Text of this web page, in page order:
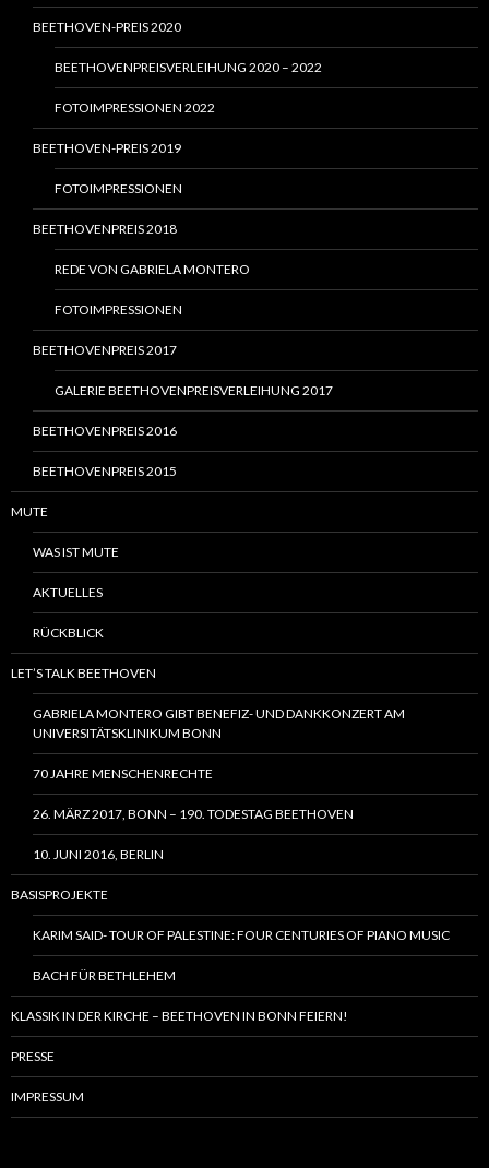
BEETHOVEN-PREIS 2020
BEETHOVENPREISVERLEIHUNG 2020 – 2022
FOTOIMPRESSIONEN 2022
BEETHOVEN-PREIS 2019
FOTOIMPRESSIONEN
BEETHOVENPREIS 2018
REDE VON GABRIELA MONTERO
FOTOIMPRESSIONEN
BEETHOVENPREIS 2017
GALERIE BEETHOVENPREISVERLEIHUNG 2017
BEETHOVENPREIS 2016
BEETHOVENPREIS 2015
MUTE
WAS IST MUTE
AKTUELLES
RÜCKBLICK
LET’S TALK BEETHOVEN
GABRIELA MONTERO GIBT BENEFIZ- UND DANKKONZERT AM
UNIVERSITÄTSKLINIKUM BONN
70 JAHRE MENSCHENRECHTE
26. MÄRZ 2017, BONN – 190. TODESTAG BEETHOVEN
10. JUNI 2016, BERLIN
BASISPROJEKTE
KARIM SAID- TOUR OF PALESTINE: FOUR CENTURIES OF PIANO MUSIC
BACH FÜR BETHLEHEM
KLASSIK IN DER KIRCHE – BEETHOVEN IN BONN FEIERN!
PRESSE
IMPRESSUM